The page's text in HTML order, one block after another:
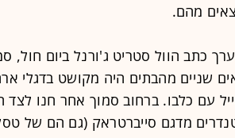
מהם.
כתב הוול סטריט ג'ורנל ביום חול,
שניים מהבתים היה מקושט בדגלי
עם כלבו. ברחוב סמוך אחר חנו
מדגם סייברטראק (גם הם של